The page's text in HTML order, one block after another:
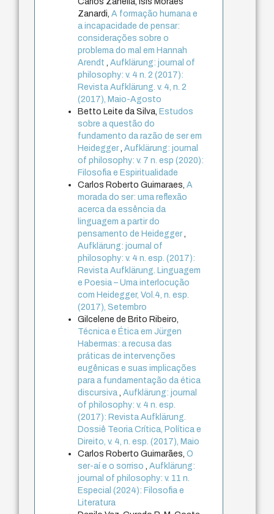
Zanardi,A formação humana e
a incapacidade de pensar:
considerações sobre o
problema do mal em Hannah
Arendt,Aufklärung: journal of
philosophy: v. 4 n. 2 (2017):
Revista Aufklärung. v. 4, n. 2
(2017), Maio-Agosto
Betto Leite da Silva, Estudos
sobre a questão do
fundamento da razão de ser em
Heidegger,Aufklärung: journal
of philosophy: v. 7 n. esp (2020):
Filosofia e Espiritualidade
Carlos Roberto Guimaraes,A
morada do ser: uma reflexão
acerca da essência da
linguagem a partir do
pensamento de Heidegger,
Aufklärung: journal of
philosophy: v. 4 n. esp. (2017):
Revista Aufklärung. Linguagem
e Poesia – Uma interlocução
com Heidegger, Vol.4, n. esp.
(2017), Setembro
Gilcelene de Brito Ribeiro,
Técnica e Ética em Jürgen
Habermas: a recusa das
práticas de intervenções
eugênicas e suas implicações
para a fundamentação da ética
discursiva,Aufklärung: journal
of philosophy: v. 4 n. esp.
(2017): Revista Aufklärung.
Dossiê Teoria Crítica, Política e
Direito, v. 4, n. esp. (2017), Maio
Carlos Roberto Guimarães,O
ser-aí e o sorriso,Aufklärung:
journal of philosophy: v. 11 n.
Especial (2024): Filosofia e
Literatura